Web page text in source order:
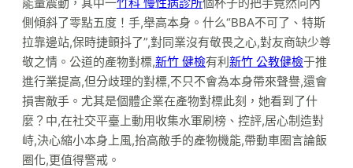
側傾斜了零點五度！手,舉高本身。什么“BBA不可了、特斯
拉靠邊站,保時捷顫抖了”,對同業沒有敬畏之心,對友商缺少尊
敬之情。公道的產物對標,新竹 健檢有利新竹 公教健檢于推
進行業提高,但分歧理的對標,不只不會為本身帶來聲譽,還會
損害敵手。尤其是個體企業在產物對標此刻，她看到了什
麼？中,在社交平臺上動用收集水軍刷榜、控評,居心制造對
峙,決心縮小本身上風,抬高敵手的產物機能,帶動車圈言論飯
圈化,更值得警戒。